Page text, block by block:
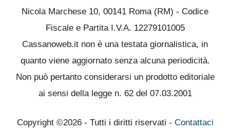
Nicola Marchese 10, 00141 Roma (RM) - Codice
Fiscale e Partita I.V.A. 12279101005
Cassanoweb.it non è una testata giornalistica, in
quanto viene aggiornato senza alcuna periodicità.
Non può pertanto considerarsi un prodotto editoriale
ai sensi della legge n. 62 del 07.03.2001
Copyright ©2026 - Tutti i diritti riservati - Contattaci